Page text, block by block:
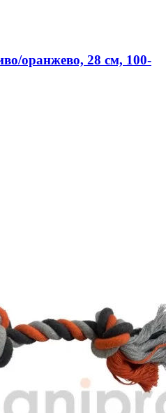
оранжево, 28 см, 100-